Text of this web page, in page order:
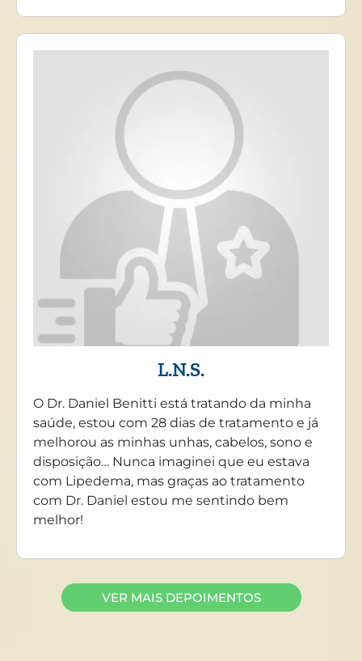
L.N.S.
O Dr. Daniel Benitti está tratando da minha
saúde, estou com 28 dias de tratamento e já
melhorou as minhas unhas, cabelos, sono e
disposição… Nunca imaginei que eu estava
com Lipedema, mas graças ao tratamento
com Dr. Daniel estou me sentindo bem
melhor!
VER MAIS DEPOIMENTOS